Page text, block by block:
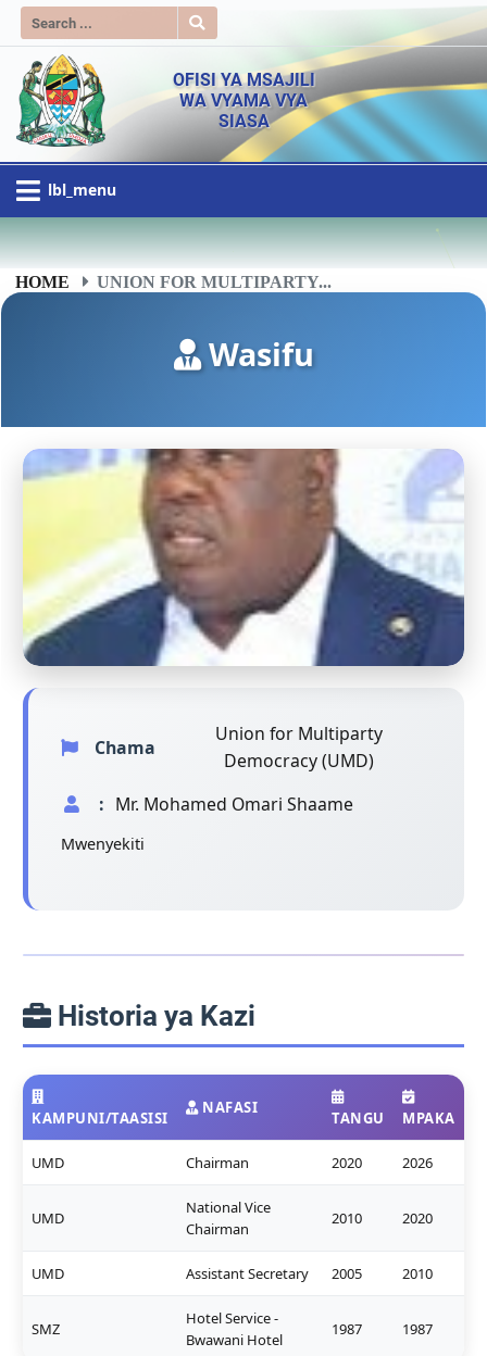
OFISI YA MSAJILI
WA VYAMA VYA
SIASA
lbl_menu
HOME UNION FOR MULTIPARTY...
Wasifu
Chama
Union for Multiparty
Democracy (UMD)
: Mr. Mohamed Omari Shaame
Mwenyekiti
Historia ya Kazi
KAMPUNI/TAASISI
NAFASI
TANGU MPAKA
UMD Chairman 2020 2026
UMD
National Vice
Chairman
2010 2020
UMD Assistant Secretary 2005 2010
SMZ
Hotel Service -
Bwawani Hotel
1987 1987